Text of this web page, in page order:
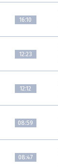
16:10
12:23
12:12
08:59
08:47